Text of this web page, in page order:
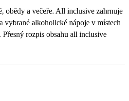
obědy a večeře. All inclusive zahrnuje
vybrané alkoholické nápoje v místech
Přesný rozpis obsahu all inclusive